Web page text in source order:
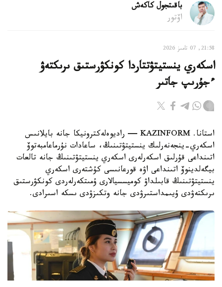
باقىتجول كاكەش
اۆتور
21:58, 07 تامىز 2026
اسكەري ينستيتۋتتاردا كونكۋرستىق ىرىكتەۋ
ءجۇرىپ جاتىر
استانا. KAZINFORM — راديوەلەكترونيكا جانە بايلانىس
اسكەري-ينجەنەرلىك ينستيتۋتىنىڭ، ساعادات نۇرماعامبەتوۆ
اتىنداعى قۇرلىق اسكەرلەرى اسكەري ينستيتۋتىنىڭ جانە تالعات
بيگەلدينوۆ اتىنداعى اۋە قورعانىسى كۇشتەرى اسكەري
ينستيتۋتىنىڭ قابىلداۋ كوميسسيالارى ۇمىتكەرلەردى كونكۋرستىق
ىرىكتەۋدى ۇيىمداستىرۋدى جانە وتكىزۋدى ىسكە اسىرادى.